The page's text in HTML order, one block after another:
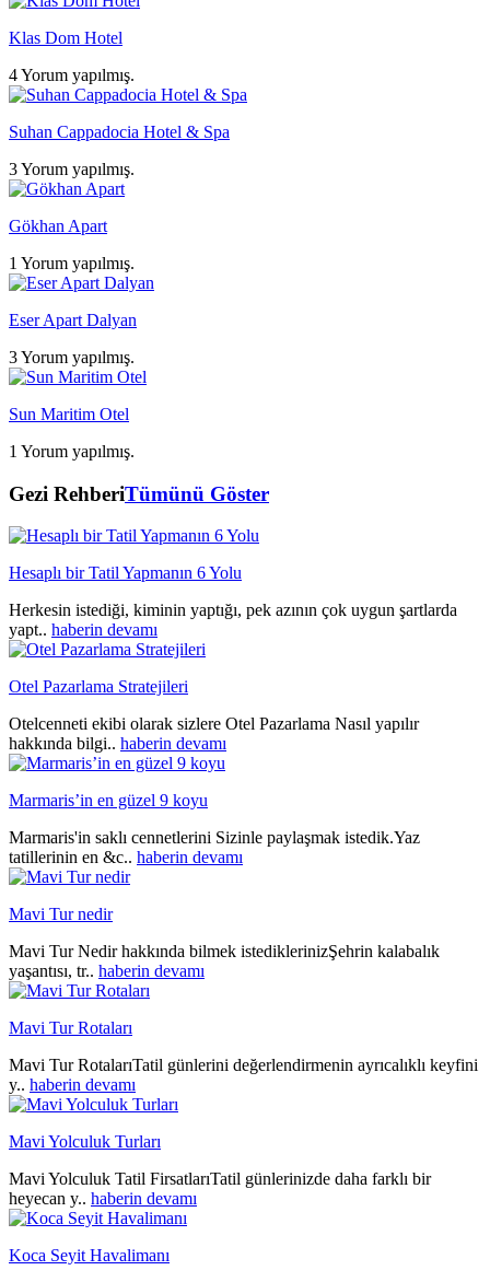
Klas Dom Hotel
4 Yorum yapılmış.
Suhan Cappadocia Hotel & Spa
3 Yorum yapılmış.
Gökhan Apart
1 Yorum yapılmış.
Eser Apart Dalyan
3 Yorum yapılmış.
Sun Maritim Otel
1 Yorum yapılmış.
Gezi RehberiTümünü Göster
Hesaplı bir Tatil Yapmanın 6 Yolu
Herkesin istediği, kiminin yaptığı, pek azının çok uygun şartlarda
yapt.. haberin devamı
Otel Pazarlama Stratejileri
Otelcenneti ekibi olarak sizlere Otel Pazarlama Nasıl yapılır
hakkında bilgi.. haberin devamı
Marmaris’in en güzel 9 koyu
Marmaris'in saklı cennetlerini Sizinle paylaşmak istedik.Yaz
tatillerinin en &c.. haberin devamı
Mavi Tur nedir
Mavi Tur Nedir hakkında bilmek istediklerinizŞehrin kalabalık
yaşantısı, tr.. haberin devamı
Mavi Tur Rotaları
Mavi Tur RotalarıTatil günlerini değerlendirmenin ayrıcalıklı keyfini
y.. haberin devamı
Mavi Yolculuk Turları
Mavi Yolculuk Tatil FirsatlarıTatil günlerinizde daha farklı bir
heyecan y.. haberin devamı
Koca Seyit Havalimanı